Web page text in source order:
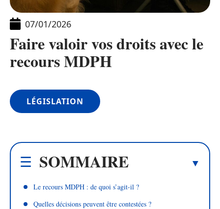
07/01/2026
Faire valoir vos droits avec le
recours MDPH
LÉGISLATION
SOMMAIRE
Le recours MDPH : de quoi s’agit-il ?
Quelles décisions peuvent être contestées ?